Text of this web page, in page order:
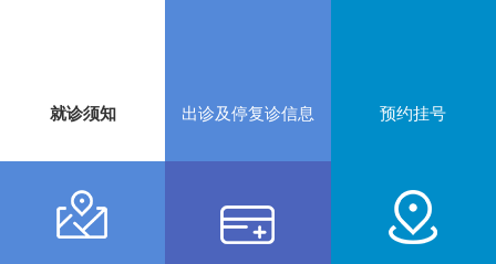
就诊须知 出诊及停复诊信息 预约挂号